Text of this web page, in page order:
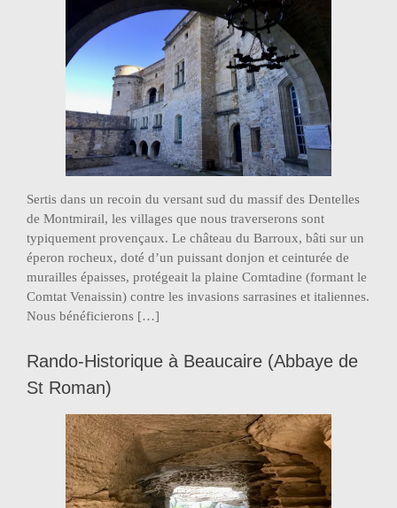
Sertis dans un recoin du versant sud du massif des Dentelles
de Montmirail, les villages que nous traverserons sont
typiquement provençaux. Le château du Barroux, bâti sur un
éperon rocheux, doté d’un puissant donjon et ceinturée de
murailles épaisses, protégeait la plaine Comtadine (formant le
Comtat Venaissin) contre les invasions sarrasines et italiennes.
Nous bénéficierons […]
Rando-Historique à Beaucaire (Abbaye de
St Roman)